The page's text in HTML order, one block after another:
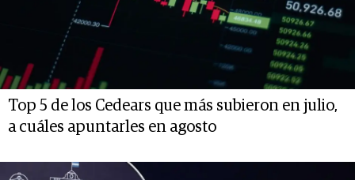
Top 5 de los Cedears que más subieron en julio,
a cuáles apuntarles en agosto